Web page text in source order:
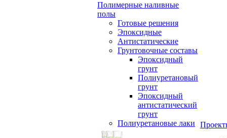
Полимерные наливные
полы
Готовые решения
Эпоксидные
Антистатические
Грунтовочные составы
Эпоксидный
грунт
Полиуретановый
грунт
Эпоксидный
антистатический
грунт
Полиуретановые лаки